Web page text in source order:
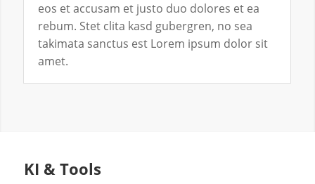
eos et accusam et justo duo dolores et ea
rebum. Stet clita kasd gubergren, no sea
takimata sanctus est Lorem ipsum dolor sit
amet.
KI & Tools